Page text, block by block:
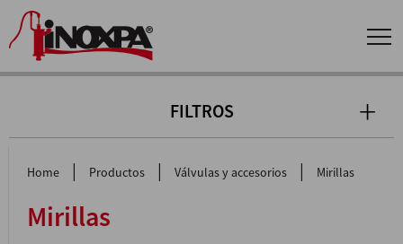
FILTROS
Home | Productos | Válvulas y accesorios | Mirillas
Mirillas